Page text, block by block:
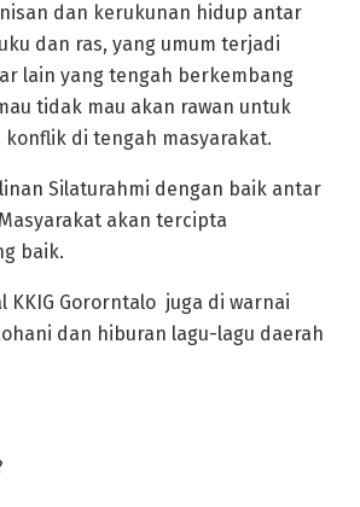
dan kerukunan hidup antar
dan ras, yang umum terjadi
lain yang tengah berkembang
tidak mau akan rawan untuk
konflik di tengah masyarakat.
Silaturahmi dengan baik antar
akan tercipta
baik.
KKIG Gororntalo juga di warnai
dan hiburan lagu-lagu daerah